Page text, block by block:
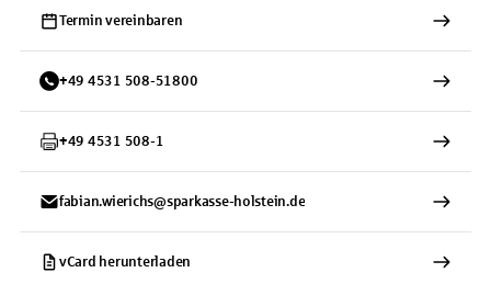
Termin vereinbaren
+49 4531 508-51800
+49 4531 508-1
fabian.wierichs@sparkasse-holstein.de
vCard herunterladen